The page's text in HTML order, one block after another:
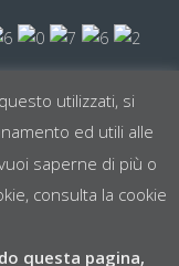
Visit Today : 167
Total Visit : 60762
utilizzati, si
ed utili alle
saperne di più o
consulta la cookie
questa pagina,